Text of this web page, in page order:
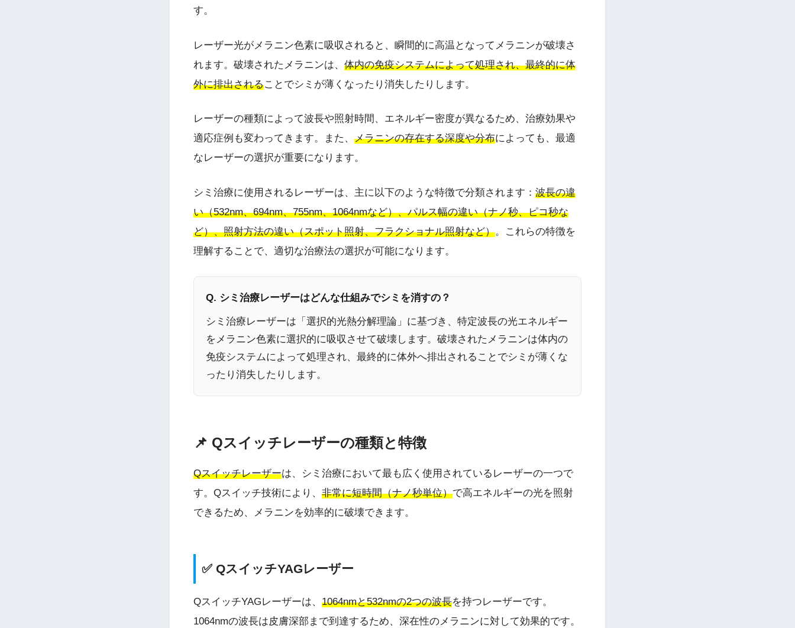
す。
レーザー光がメラニン色素に吸収されると、瞬間的に高温となってメラニンが破壊さ
れます。破壊されたメラニンは、 体内の免疫システムによって処理され、最終的に体
外に排出されることでシミが薄くなったり消失したりします。
レーザーの種類によって波長や照射時間、エネルギー密度が異なるため、治療効果や
適応症例も変わってきます。また、 メラニンの存在する深度や分布によっても、最適
なレーザーの選択が重要になります。
シミ治療に使用されるレーザーは、主に以下のような特徴で分類されます： 波長の違
い（532nm、694nm、755nm、1064nmなど）、パルス幅の違い（ナノ秒、ピコ秒な
ど）、照射方法の違い（スポット照射、フラクショナル照射など）。これらの特徴を
理解することで、適切な治療法の選択が可能になります。
Q. シミ治療レーザーはどんな仕組みでシミを消すの？
シミ治療レーザーは「選択的光熱分解理論」に基づき、特定波長の光エネルギー
をメラニン色素に選択的に吸収させて破壊します。破壊されたメラニンは体内の
免疫システムによって処理され、最終的に体外へ排出されることでシミが薄くな
ったり消失したりします。
📌 Qスイッチレーザーの種類と特徴
Qスイッチレーザーは、シミ治療において最も広く使用されているレーザーの一つで
す。Qスイッチ技術により、 非常に短時間（ナノ秒単位）で高エネルギーの光を照射
できるため、メラニンを効率的に破壊できます。
✅ QスイッチYAGレーザー
QスイッチYAGレーザーは、 1064nmと532nmの2つの波長を持つレーザーです。
1064nmの波長は皮膚深部まで到達するため、深在性のメラニンに対して効果的です。